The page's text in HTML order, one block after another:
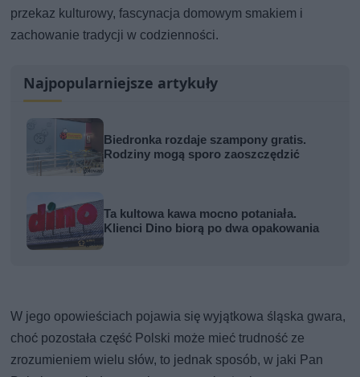
przekaz kulturowy, fascynacja domowym smakiem i
zachowanie tradycji w codzienności.
Najpopularniejsze artykuły
Biedronka rozdaje szampony gratis.
Rodziny mogą sporo zaoszczędzić
Ta kultowa kawa mocno potaniała.
Klienci Dino biorą po dwa opakowania
W jego opowieściach pojawia się wyjątkowa śląska gwara,
choć pozostała część Polski może mieć trudność ze
zrozumieniem wielu słów, to jednak sposób, w jaki Pan